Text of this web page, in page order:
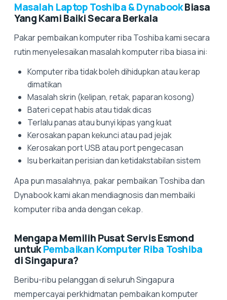
Masalah Laptop Toshiba & DynabookBiasa
Yang Kami Baiki Secara Berkala
Pakar pembaikan komputer riba Toshiba kami secara
rutin menyelesaikan masalah komputer riba biasa ini:
Komputer riba tidak boleh dihidupkan atau kerap
dimatikan
Masalah skrin (kelipan, retak, paparan kosong)
Bateri cepat habis atau tidak dicas
Terlalu panas atau bunyi kipas yang kuat
Kerosakan papan kekunci atau pad jejak
Kerosakan port USB atau port pengecasan
Isu berkaitan perisian dan ketidakstabilan sistem
Apa pun masalahnya, pakar pembaikan Toshiba dan
Dynabook kami akan mendiagnosis dan membaiki
komputer riba anda dengan cekap.
Mengapa Memilih Pusat Servis Esmond
untukPembaikan Komputer Riba Toshiba
di Singapura?
Beribu-ribu pelanggan di seluruh Singapura
mempercayai perkhidmatan pembaikan komputer